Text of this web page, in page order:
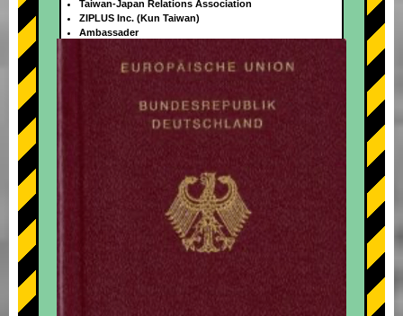
+
Taiwan-Japan Relations Association
ZIPLUS Inc. (Kun Taiwan)
Ambassader